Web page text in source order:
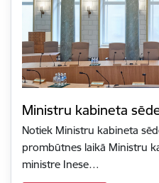
Ministru kabineta
Notiek Ministru kabineta
prombūtnes laikā Ministru
ministre Inese…